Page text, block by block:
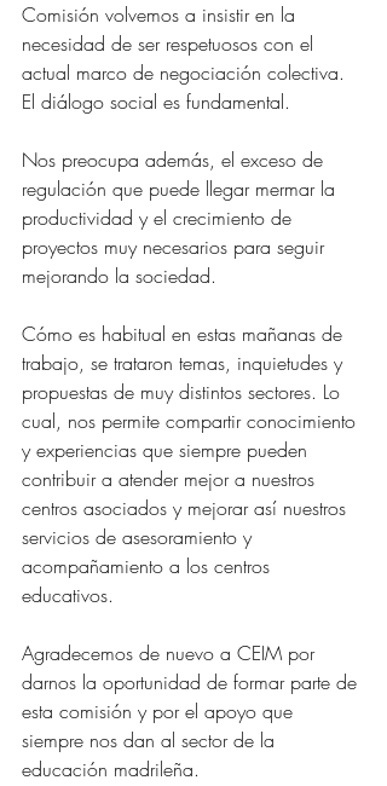
Comisión volvemos a insistir en la
necesidad de ser respetuosos con el
actual marco de negociación colectiva.
El diálogo social es fundamental.
Nos preocupa además, el exceso de
regulación que puede llegar mermar la
productividad y el crecimiento de
proyectos muy necesarios para seguir
mejorando la sociedad.
Cómo es habitual en estas mañanas de
trabajo, se trataron temas, inquietudes y
propuestas de muy distintos sectores. Lo
cual, nos permite compartir conocimiento
y experiencias que siempre pueden
contribuir a atender mejor a nuestros
centros asociados y mejorar así nuestros
servicios de asesoramiento y
acompañamiento a los centros
educativos.
Agradecemos de nuevo a CEIM por
darnos la oportunidad de formar parte de
esta comisión y por el apoyo que
siempre nos dan al sector de la
educación madrileña.